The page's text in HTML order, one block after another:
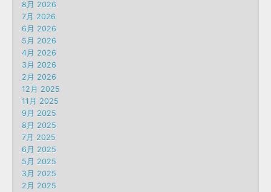
8月 2026
7月 2026
6月 2026
5月 2026
4月 2026
3月 2026
2月 2026
12月 2025
11月 2025
9月 2025
8月 2025
7月 2025
6月 2025
5月 2025
3月 2025
2月 2025